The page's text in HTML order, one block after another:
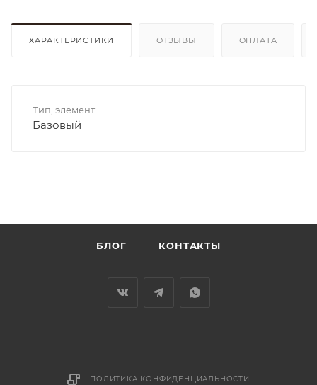
ХАРАКТЕРИСТИКИ ОТЗЫВЫ ОПЛАТА
Тип, элемент
Базовый
БЛОГ КОНТАКТЫ
ПОЛИТИКА КОНФИДЕНЦИАЛЬНОСТИ